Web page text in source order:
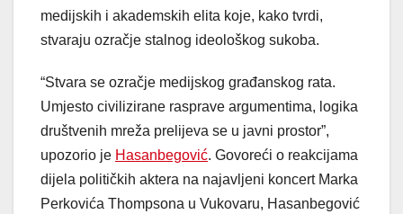
medijskih i akademskih elita koje, kako tvrdi,
stvaraju ozračje stalnog ideološkog sukoba.
“Stvara se ozračje medijskog građanskog rata.
Umjesto civilizirane rasprave argumentima, logika
društvenih mreža prelijeva se u javni prostor”,
upozorio je Hasanbegović. Govoreći o reakcijama
dijela političkih aktera na najavljeni koncert Marka
Perkovića Thompsona u Vukovaru, Hasanbegović